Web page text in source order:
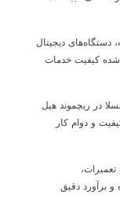
دستگاه‌های دیجیتال
کیفیت خدمات
در ریچموند هیل
و دوام کار
و برآورد دقیق